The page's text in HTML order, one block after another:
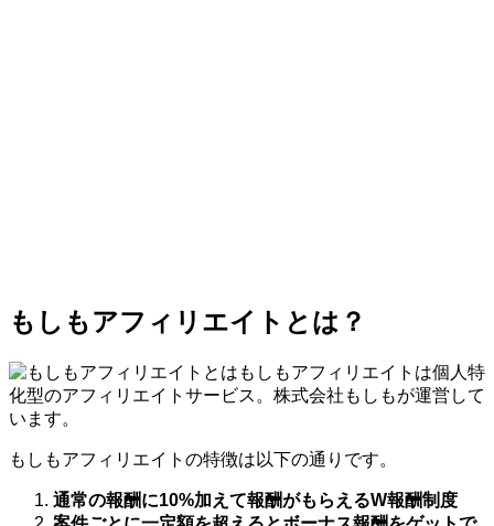
もしもアフィリエイトとは？
もしもアフィリエイトは個人特
化型のアフィリエイトサービス。株式会社もしもが運営して
います。
もしもアフィリエイトの特徴は以下の通りです。
通常の報酬に10%加えて報酬がもらえるW報酬制度